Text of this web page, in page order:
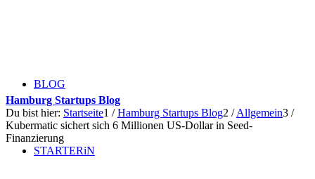
BLOG
STARTERiN
Hamburg Startups Blog
Du bist hier: Startseite1 / Hamburg Startups Blog2 / Allgemein3 /
Kubermatic sichert sich 6 Millionen US-Dollar in Seed-
Finanzierung